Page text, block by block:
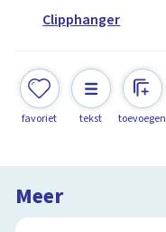
Clipphanger
favoriet tekst toevoegen
Meer